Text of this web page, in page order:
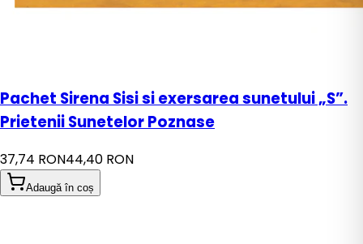
Pachet Sirena Sisi si exersarea sunetului „S”.
Prietenii Sunetelor Poznase
37,74 RON44,40 RON
Adaugă în coș